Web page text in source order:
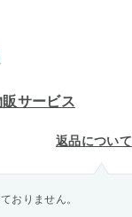
サービス
返品について
おりません。